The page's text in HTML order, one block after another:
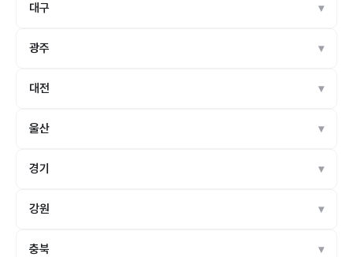
대구
광주
대전
울산
경기
강원
충북